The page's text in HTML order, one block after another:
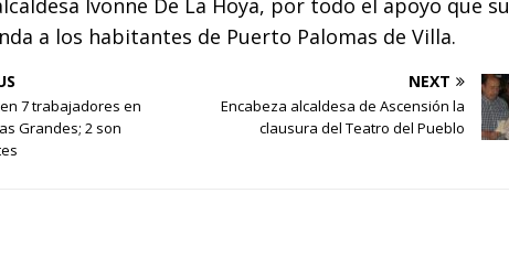
Ivonne De La Hoya, por todo el apoyo que su
a los habitantes de Puerto Palomas de Villa.
7 trabajadores en
Grandes; 2 son
NEXT
Encabeza alcaldesa de Ascensión la
clausura del Teatro del Pueblo